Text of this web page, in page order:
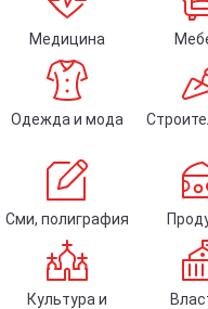
Медицина
Одежда и мода
Сми, полиграфия
Культура и